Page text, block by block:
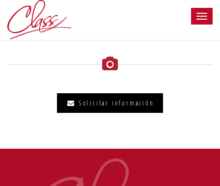
Solicitar información